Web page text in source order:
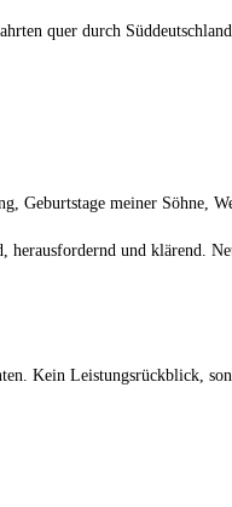
quer durch
Geburtstage meiner Söhne,
und klärend.
Kein Leistungsrückblick,